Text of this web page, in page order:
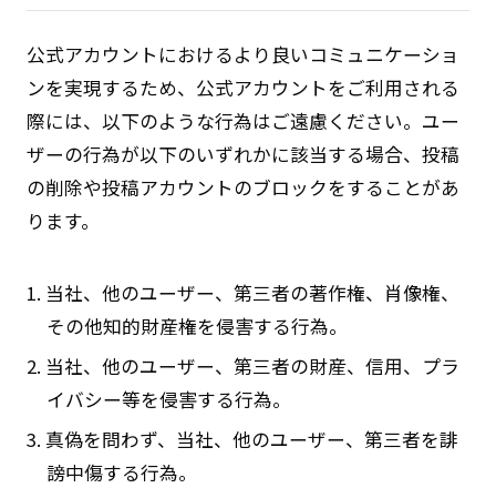
公式アカウントにおけるより良いコミュニケーショ
ンを実現するため、公式アカウントをご利用される
際には、以下のような行為はご遠慮ください。ユー
ザーの行為が以下のいずれかに該当する場合、投稿
の削除や投稿アカウントのブロックをすることがあ
ります。
1. 当社、他のユーザー、第三者の著作権、肖像権、
その他知的財産権を侵害する行為。
2. 当社、他のユーザー、第三者の財産、信用、プラ
イバシー等を侵害する行為。
3. 真偽を問わず、当社、他のユーザー、第三者を誹
謗中傷する行為。